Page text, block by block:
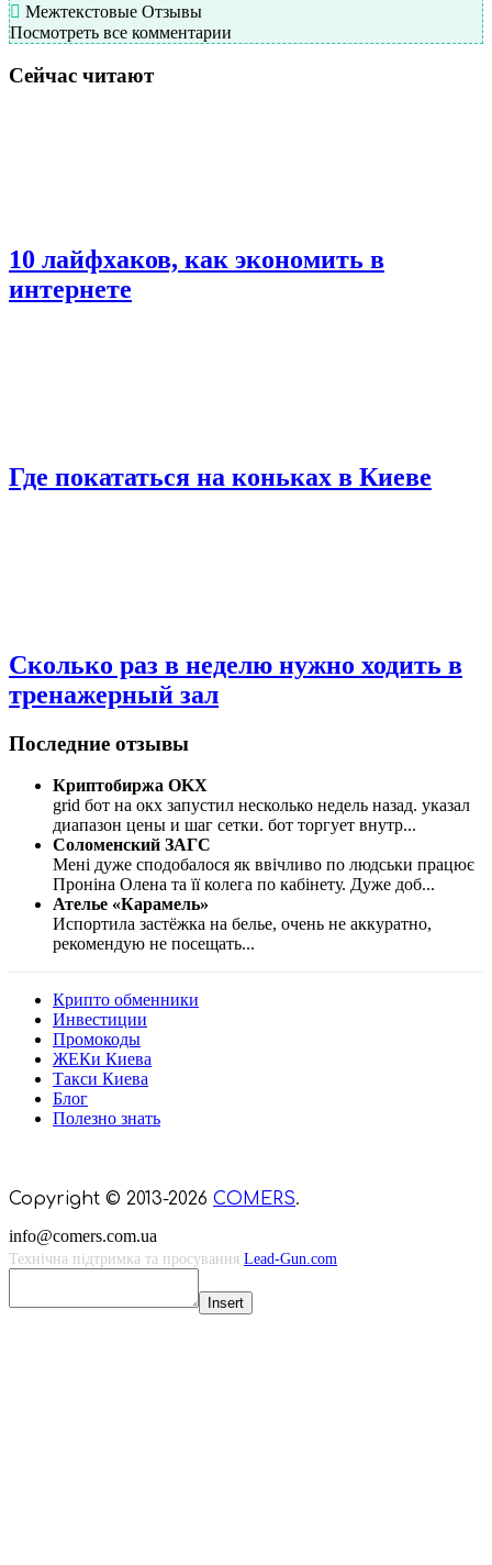
Межтекстовые Отзывы
Посмотреть все комментарии
Сейчас читают
10 лайфхаков, как экономить в
интернете
Где покататься на коньках в Киеве
Сколько раз в неделю нужно ходить в
тренажерный зал
Последние отзывы
Криптобиржа OKX
grid бот на окх запустил несколько недель назад. указал
диапазон цены и шаг сетки. бот торгует внутр...
Соломенский ЗАГС
Мені дуже сподобалося як ввічливо по людськи працює
Проніна Олена та її колега по кабінету. Дуже доб...
Ателье «Карамель»
Испортила застёжка на белье, очень не аккуратно,
рекомендую не посещать...
Крипто обменники
Инвестиции
Промокоды
ЖЕКи Киева
Такси Киева
Блог
Полезно знать
Copyright © 2013-2026 COMERS.
info@comers.com.ua
Технічна підтримка та просування Lead-Gun.com
Insert